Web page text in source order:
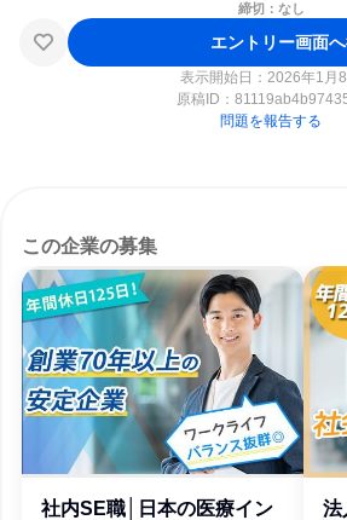
締切：なし
エントリー画面へ
表示開始日：2026年1月8
原稿ID：
問題を報告する
この企業の募集
社内SE職│日本の医療イン
法